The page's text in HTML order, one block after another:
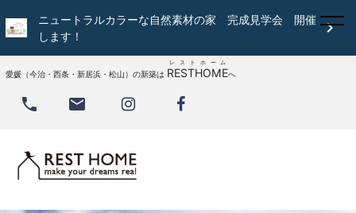
ニュートラルカラーな自然素材の家 完成見学会 開催
します！

愛媛（今治・西条・新居浜・松山）の新築は RESTHOME
レストホーム
へ
 